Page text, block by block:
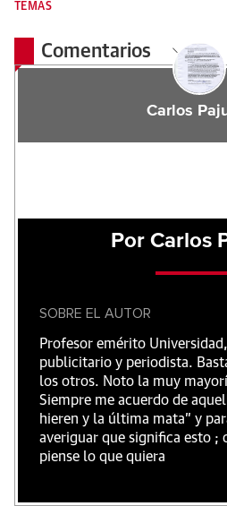
TEMAS
Comentarios
Carlos
Por Carlos
SOBRE EL AUTOR
Profesor emérito
publicitario y periodista.
los otros. Noto la muy
Siempre me acuerdo de
hieren y la última mata" y
averiguar que significa esto ;
piense lo que quiera